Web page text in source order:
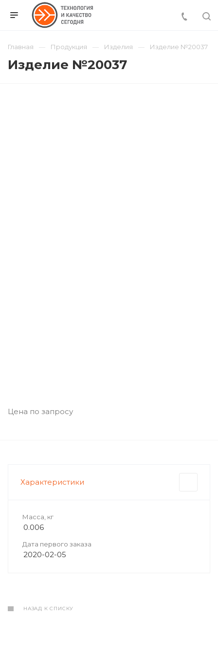
Главная Продукция Изделия Изделие №20037
Изделие №20037
Цена по запросу
Характеристики
Масса, кг
0.006
Дата первого заказа
2020-02-05
НАЗАД К СПИСКУ